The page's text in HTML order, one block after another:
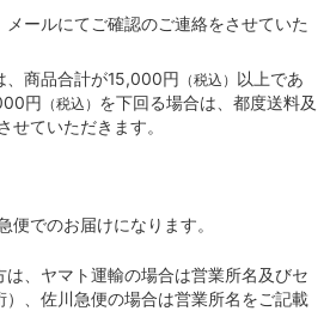
ールにてご確認のご連絡をさせていた
、商品合計が15,000円 （税込） 以上であ
円 （税込） を下回る場合は、都度送料及
せていただきます。
便でのお届けになります。
、ヤマト運輸の場合は営業所名及びセ
）、佐川急便の場合は営業所名をご記載